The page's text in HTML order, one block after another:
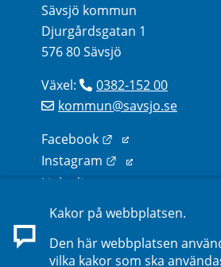
Sävsjö kommun
Djurgårdsgatan 1
576 80 Sävsjö
Växel:
0382-152 00
kommun@savsjo.se
Facebook
Länk till annan
Instagram
Länk till annan
Linkedin
Sök kontakter på webbplatsen
Kakor på webbplatsen.
Den här webbplatsen
vilka kakor som ska